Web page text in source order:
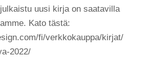
uusi kirja on saatavilla
Kato tästä:
fi/verkkokauppa/kirjat/
2022/